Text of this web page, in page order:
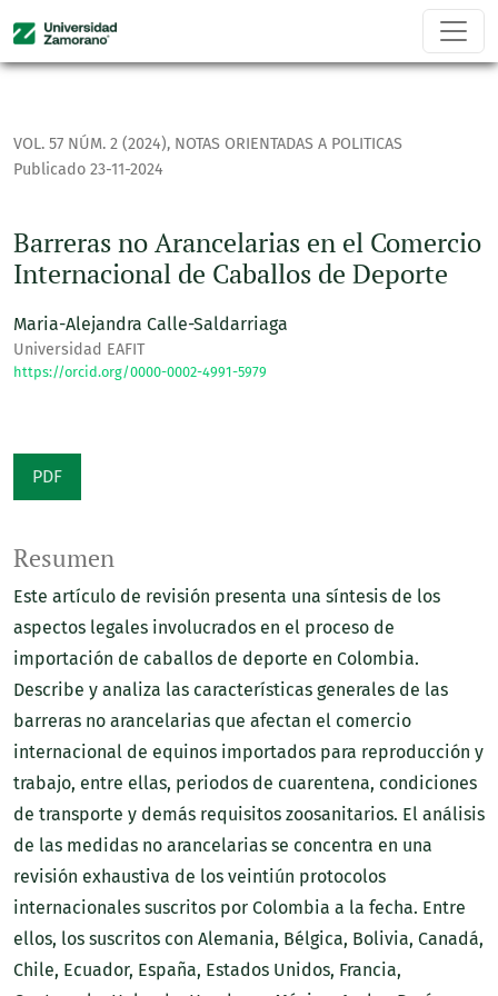
Barreras no Arancelarias en el Comercio Internacional de
VOL. 57 NÚM. 2 (2024), NOTAS ORIENTADAS A POLITICAS
Barreras no Arancelarias en el Comercio
Internacional de Caballos de Deporte
Publicado 23-11-2024
Maria-Alejandra Calle-Saldarriaga
Universidad EAFIT
https://orcid.org/0000-0002-4991-5979
PDF
Resumen
Este artículo de revisión presenta una síntesis de los
aspectos legales involucrados en el proceso de
importación de caballos de deporte en Colombia.
Describe y analiza las características generales de las
barreras no arancelarias que afectan el comercio
internacional de equinos importados para reproducción y
trabajo, entre ellas, periodos de cuarentena, condiciones
de transporte y demás requisitos zoosanitarios. El análisis
de las medidas no arancelarias se concentra en una
revisión exhaustiva de los veintiún protocolos
internacionales suscritos por Colombia a la fecha. Entre
ellos, los suscritos con Alemania, Bélgica, Bolivia, Canadá,
Chile, Ecuador, España, Estados Unidos, Francia,